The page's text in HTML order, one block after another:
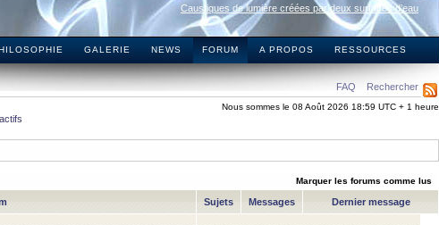
Caustiques de lumière créées par deux surfaces d’eau
GALERIE NEWS FORUM A PROPOS RESSOURCES
FAQ Rechercher
Nous sommes le 08 Août 2026 18:59 UTC + 1 heure
Marquer les forums comme lus
Sujets Messages Dernier message